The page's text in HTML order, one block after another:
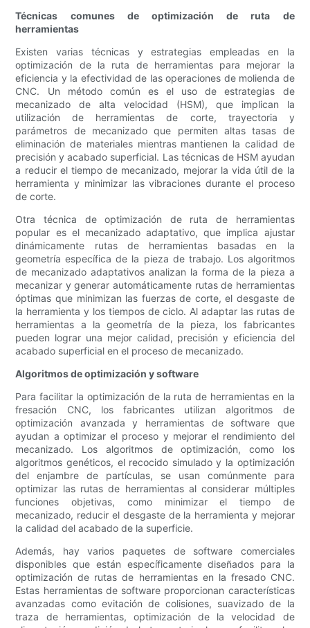
Técnicas comunes de optimización de ruta de
herramientas
Existen varias técnicas y estrategias empleadas en la
optimización de la ruta de herramientas para mejorar la
eficiencia y la efectividad de las operaciones de molienda de
CNC. Un método común es el uso de estrategias de
mecanizado de alta velocidad (HSM), que implican la
utilización de herramientas de corte, trayectoria y
parámetros de mecanizado que permiten altas tasas de
eliminación de materiales mientras mantienen la calidad de
precisión y acabado superficial. Las técnicas de HSM ayudan
a reducir el tiempo de mecanizado, mejorar la vida útil de la
herramienta y minimizar las vibraciones durante el proceso
de corte.
Otra técnica de optimización de ruta de herramientas
popular es el mecanizado adaptativo, que implica ajustar
dinámicamente rutas de herramientas basadas en la
geometría específica de la pieza de trabajo. Los algoritmos
de mecanizado adaptativos analizan la forma de la pieza a
mecanizar y generar automáticamente rutas de herramientas
óptimas que minimizan las fuerzas de corte, el desgaste de
la herramienta y los tiempos de ciclo. Al adaptar las rutas de
herramientas a la geometría de la pieza, los fabricantes
pueden lograr una mejor calidad, precisión y eficiencia del
acabado superficial en el proceso de mecanizado.
Algoritmos de optimización y software
Para facilitar la optimización de la ruta de herramientas en la
fresación CNC, los fabricantes utilizan algoritmos de
optimización avanzada y herramientas de software que
ayudan a optimizar el proceso y mejorar el rendimiento del
mecanizado. Los algoritmos de optimización, como los
algoritmos genéticos, el recocido simulado y la optimización
del enjambre de partículas, se usan comúnmente para
optimizar las rutas de herramientas al considerar múltiples
funciones objetivas, como minimizar el tiempo de
mecanizado, reducir el desgaste de la herramienta y mejorar
la calidad del acabado de la superficie.
Además, hay varios paquetes de software comerciales
disponibles que están específicamente diseñados para la
optimización de rutas de herramientas en la fresado CNC.
Estas herramientas de software proporcionan características
avanzadas como evitación de colisiones, suavizado de la
traza de herramientas, optimización de la velocidad de